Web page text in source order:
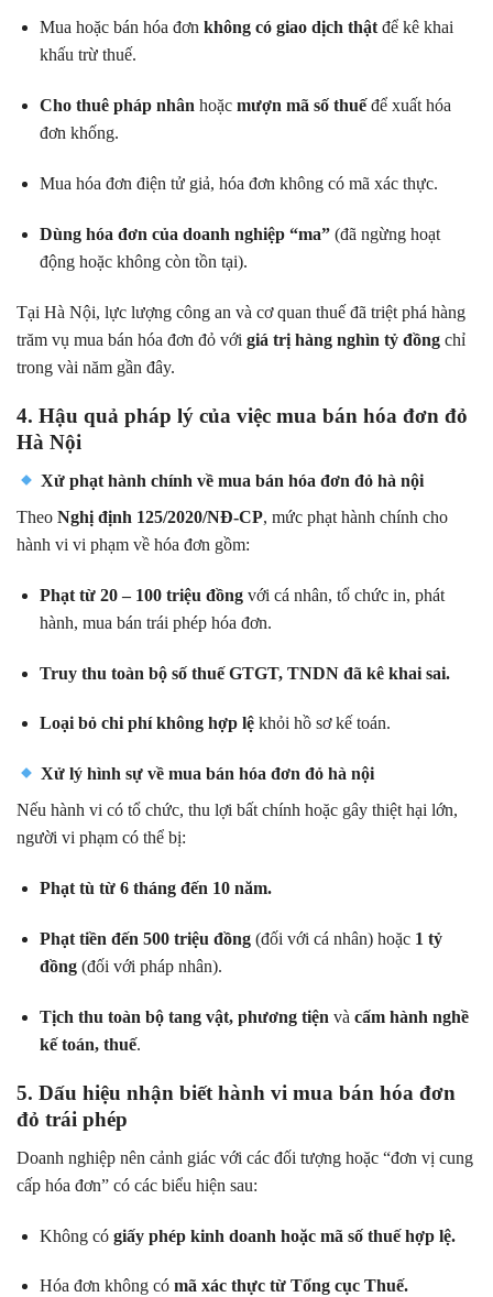
Mua hoặc bán hóa đơn không có giao dịch thậtđể kê khai
khấu trừ thuế.
Cho thuê pháp nhân hoặc mượn mã số thuếđể xuất hóa
đơn khống.
Mua hóa đơn điện tử giả, hóa đơn không có mã xác thực.
Dùng hóa đơn của doanh nghiệp “ma”(đã ngừng hoạt
động hoặc không còn tồn tại).
Tại Hà Nội, lực lượng công an và cơ quan thuế đã triệt phá hàng
trăm vụ mua bán hóa đơn đỏ với giá trị hàng nghìn tỷ đồng chỉ
trong vài năm gần đây.
4. Hậu quả pháp lý của việc mua bán hóa đơn đỏ
Hà Nội
Xử phạt hành chính vềmua bán hóa đơn đỏ hà nội
Theo Nghị định 125/2020/NĐ-CP, mức phạt hành chính cho
hành vi vi phạm về hóa đơn gồm:
Phạt từ 20 – 100 triệu đồngvới cá nhân, tổ chức in, phát
hành, mua bán trái phép hóa đơn.
Truy thu toàn bộ số thuế GTGT, TNDN đã kê khai sai.
Loại bỏ chi phí không hợp lệkhỏi hồ sơ kế toán.
Xử lý hình sự vềmua bán hóa đơn đỏ hà nội
Nếu hành vi có tổ chức, thu lợi bất chính hoặc gây thiệt hại lớn,
người vi phạm có thể bị:
Phạt tù từ 6 tháng đến 10 năm.
Phạt tiền đến 500 triệu đồng(đối với cá nhân) hoặc 1 tỷ
đồng(đối với pháp nhân).
Tịch thu toàn bộ tang vật, phương tiện và cấm hành nghề
kế toán, thuế.
5. Dấu hiệu nhận biết hành vi mua bán hóa đơn
đỏ trái phép
Doanh nghiệp nên cảnh giác với các đối tượng hoặc “đơn vị cung
cấp hóa đơn” có các biểu hiện sau:
Không có giấy phép kinh doanh hoặc mã số thuế hợp lệ.
Hóa đơn không có mã xác thực từ Tổng cục Thuế.